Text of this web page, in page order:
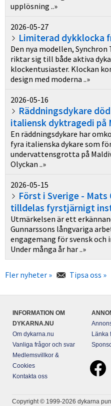
upplösning ..»
2026-05-27
Limiterad dykklocka
Den nya modellen, Synchron
riktar sig till både aktiva
klockentusiaster. Klockan
design med moderna ..»
2026-05-16
Räddningsdykare
italiensk dyktragedi på
En räddningsdykare har
fyra italienska dykare som
undervattensgrotta på
Olyckan ..»
2026-05-15
Först i Sverige - Mats
tilldelas fyrstjärnigt
Utmärkelsen är ett
Gunnarssons långvariga
engagemang för svensk
Under många år har ..»
Fler nyheter » Tipsa oss »
INFORMATION OM
DYKARNA.NU
Om dykarna.nu
Vanliga frågor och svar
Medlemsvillkor &
Cookies
Kontakta oss
Länka
Copyright © 1999-2026 dykarna